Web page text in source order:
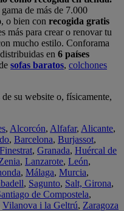
de más de 7.000
, o bien con recogida gratis
más para crear o renovar tu
mucho estilo. Conforama
en 6 países
sofas baratos, colchones
su website o, físicamente,
, Alcorcón, Alfafar, Alicante,
, Barcelona, Burjassot,
Finestrat, Granada, Huércal de
, Lanzarote, León,
, Málaga, Murcia,
, Sagunto, Salt, Girona,
de Compostela,
Vilanova i la Geltrú, Zaragoza